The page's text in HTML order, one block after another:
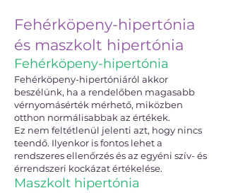
Fehérköpeny-hipertónia
és maszkolt hipertónia
Fehérköpeny-hipertónia
Fehérköpeny-hipertóniáról akkor
beszélünk, ha a rendelőben magasabb
vérnyomásérték mérhető, miközben
otthon normálisabbak az értékek.
Ez nem feltétlenül jelenti azt, hogy nincs
teendő. Ilyenkor is fontos lehet a
rendszeres ellenőrzés és az egyéni szív- és
érrendszeri kockázat értékelése.
Maszkolt hipertónia